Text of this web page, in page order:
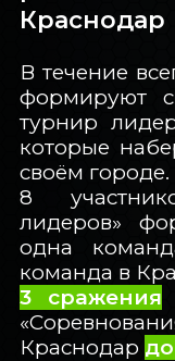
Краснодар
В течение
формируют
турнир
которые
своём городе.
8
лидеров»
одна
команда в
3 сражения
Краснодар